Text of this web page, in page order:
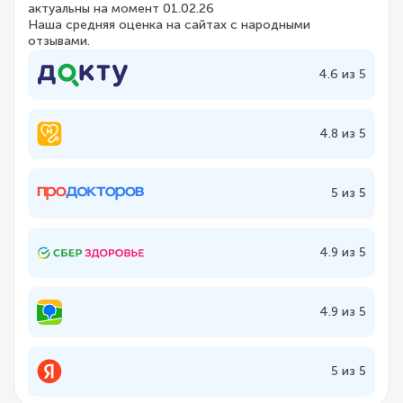
актуальны на момент 01.02.26
Наша средняя оценка на сайтах с народными
отзывами.
4.6 из 5
4.8 из 5
5 из 5
4.9 из 5
4.9 из 5
5 из 5